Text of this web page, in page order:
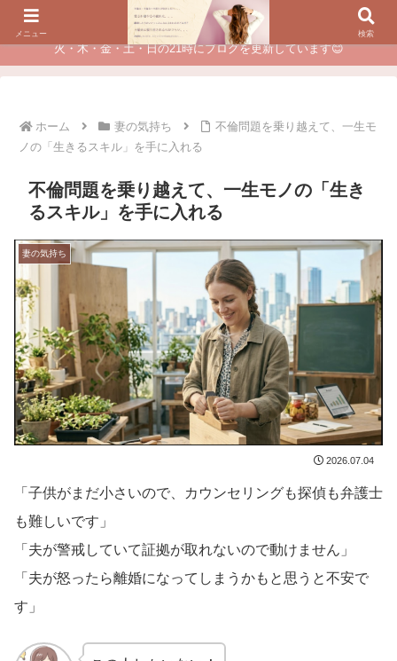
夫に不倫されたつらい経験が、あなたのチャンスに変わるカウンセリング
火・木・金・土・日の21時にブログを更新しています😊
ホーム 妻の気持ち
不倫問題を乗り越えて、一生モ
ノの「生きるスキル」を手に入れる
不倫問題を乗り越えて、一生モノの「生き
るスキル」を手に入れる
妻の気持ち
2026.07.04
「子供がまだ小さいので、カウンセリングも探偵も弁護士
も難しいです」
「夫が警戒していて証拠が取れないので動けません」
「夫が怒ったら離婚になってしまうかもと思うと不安で
す」
メニュー 検索